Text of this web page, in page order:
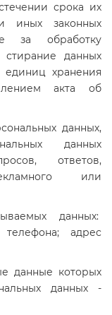
срока их
иных законных
за обработку
стирание данных
единиц хранения
акта об
данных,
данных
ответов,
или
данных:
адрес
данные которых
данных -